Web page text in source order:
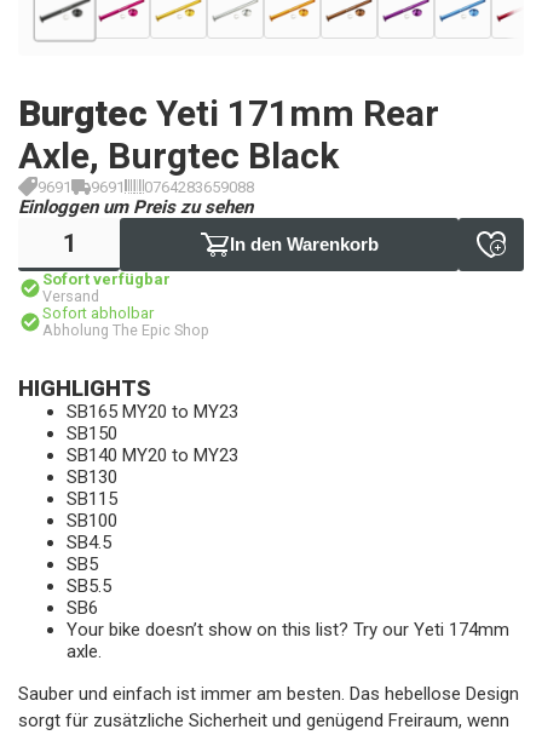
Burgtec Yeti 171mm Rear
Axle, Burgtec Black
9691 9691 0764283659088
Einloggen um Preis zu sehen
In den Warenkorb
Sofort verfügbar
Versand
Sofort abholbar
Abholung The Epic Shop
HIGHLIGHTS
SB165 MY20 to MY23
SB150
SB140 MY20 to MY23
SB130
SB115
SB100
SB4.5
SB5
SB5.5
SB6
Your bike doesn’t show on this list? Try our Yeti 174mm
axle.
Sauber und einfach ist immer am besten. Das hebellose Design
sorgt für zusätzliche Sicherheit und genügend Freiraum, wenn